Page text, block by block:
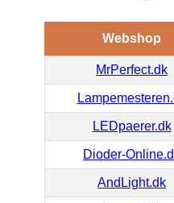
Webshop
MrPerfect.dk
LEDpaerer.dk
Dioder-
AndLight.dk